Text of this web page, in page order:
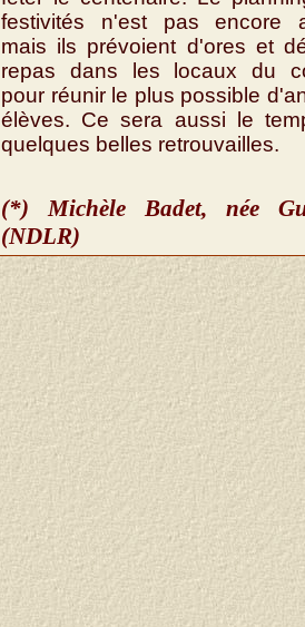
festivités n'est pas encore
mais ils prévoient d'ores et
repas dans les locaux du
pour réunir le plus possible
élèves. Ce sera aussi le
quelques belles retrouvailles.
(*) Michèle Badet, née
(NDLR)